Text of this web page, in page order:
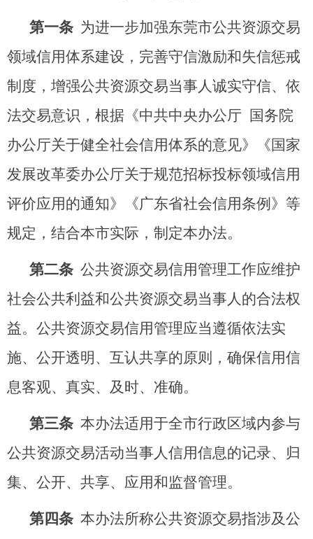
第一条 为进一步加强东莞市公共资源交易
领域信用体系建设，完善守信激励和失信惩戒
制度，增强公共资源交易当事人诚实守信、依
法交易意识，根据《中共中央办公厅 国务院
办公厅关于健全社会信用体系的意见》《国家
发展改革委办公厅关于规范招标投标领域信用
评价应用的通知》《广东省社会信用条例》等
规定，结合本市实际，制定本办法。
第二条 公共资源交易信用管理工作应维护
社会公共利益和公共资源交易当事人的合法权
益。公共资源交易信用管理应当遵循依法实
施、公开透明、互认共享的原则，确保信用信
息客观、真实、及时、准确。
第三条 本办法适用于全市行政区域内参与
公共资源交易活动当事人信用信息的记录、归
集、公开、共享、应用和监督管理。
第四条 本办法所称公共资源交易指涉及公